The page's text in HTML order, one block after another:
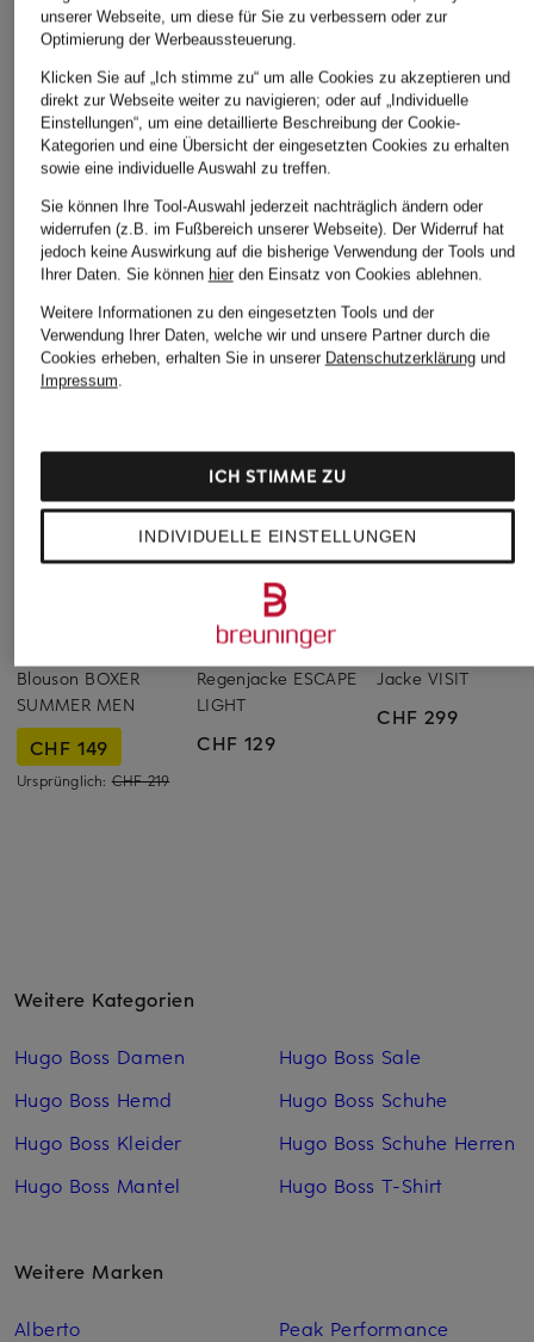
Blouson BOXER
SUMMER MEN
CHF 149
Ursprünglich: CHF 219
VAUDE
Regenjacke ESCAPE
LIGHT
CHF 129
Jacke VISIT
CHF 299
Weitere Kategorien
Hugo Boss Damen
Hugo Boss Hemd
Hugo Boss Kleider
Hugo Boss Mantel
Hugo Boss Sale
Hugo Boss Schuhe
Hugo Boss Schuhe Herren
Hugo Boss T-Shirt
Weitere Marken
Alberto
Peak Performance
unserer Webseite, um diese für Sie zu verbessern oder zur
Optimierung der Werbeaussteuerung.
Klicken Sie auf „Ich stimme zu“ um alle Cookies zu akzeptieren und
direkt zur Webseite weiter zu navigieren; oder auf „Individuelle
Einstellungen“, um eine detaillierte Beschreibung der Cookie-
Kategorien und eine Übersicht der eingesetzten Cookies zu erhalten
sowie eine individuelle Auswahl zu treffen.
Sie können Ihre Tool-Auswahl jederzeit nachträglich ändern oder
widerrufen (z.B. im Fußbereich unserer Webseite). Der Widerruf hat
jedoch keine Auswirkung auf die bisherige Verwendung der Tools und
Ihrer Daten. Sie können hierden Einsatz von Cookies ablehnen.
Weitere Informationen zu den eingesetzten Tools und der
Verwendung Ihrer Daten, welche wir und unsere Partner durch die
Cookies erheben, erhalten Sie in unserer Datenschutzerklärungund
Impressum.
INDIVIDUELLE EINSTELLUNGEN
ICH STIMME ZU